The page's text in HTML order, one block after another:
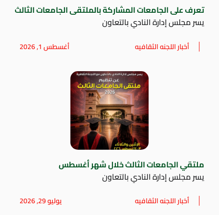
تعرف على الجامعات المشاركة بالملتقى الجامعات الثالث
يسر مجلس إدارة النادي بالتعاون
أخبار اللجنه الثقافيه أغسطس 1, 2026
ملتقي الجامعات الثالث خلال شهر أغسطس
يسر مجلس إدارة النادي بالتعاون
أخبار اللجنه الثقافيه يوليو 29, 2026